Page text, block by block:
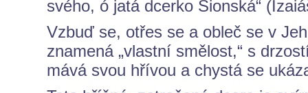
svého, ó jatá dcerko Sionská“
Vzbuď se, otřes se a obleč se v
znamená „vlastní smělost,“ s
mává svou hřívou a chystá se